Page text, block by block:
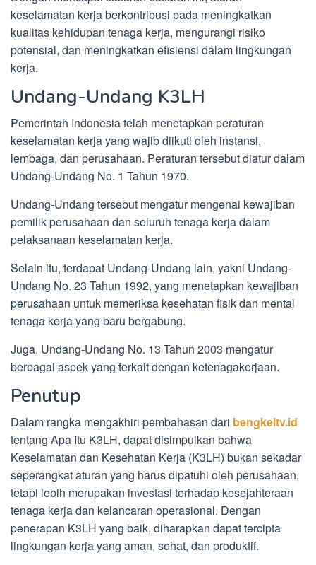
keselamatan kerja berkontribusi pada meningkatkan
kualitas kehidupan tenaga kerja, mengurangi risiko
potensial, dan meningkatkan efisiensi dalam lingkungan
kerja.
Undang-Undang K3LH
Pemerintah Indonesia telah menetapkan peraturan
keselamatan kerja yang wajib diikuti oleh instansi,
lembaga, dan perusahaan. Peraturan tersebut diatur dalam
Undang-Undang No. 1 Tahun 1970.
Undang-Undang tersebut mengatur mengenai kewajiban
pemilik perusahaan dan seluruh tenaga kerja dalam
pelaksanaan keselamatan kerja.
Selain itu, terdapat Undang-Undang lain, yakni Undang-
Undang No. 23 Tahun 1992, yang menetapkan kewajiban
perusahaan untuk memeriksa kesehatan fisik dan mental
tenaga kerja yang baru bergabung.
Juga, Undang-Undang No. 13 Tahun 2003 mengatur
berbagai aspek yang terkait dengan ketenagakerjaan.
Penutup
Dalam rangka mengakhiri pembahasan dari bengkeltv.id
tentang Apa Itu K3LH, dapat disimpulkan bahwa
Keselamatan dan Kesehatan Kerja (K3LH) bukan sekadar
seperangkat aturan yang harus dipatuhi oleh perusahaan,
tetapi lebih merupakan investasi terhadap kesejahteraan
tenaga kerja dan kelancaran operasional. Dengan
penerapan K3LH yang baik, diharapkan dapat tercipta
lingkungan kerja yang aman, sehat, dan produktif.